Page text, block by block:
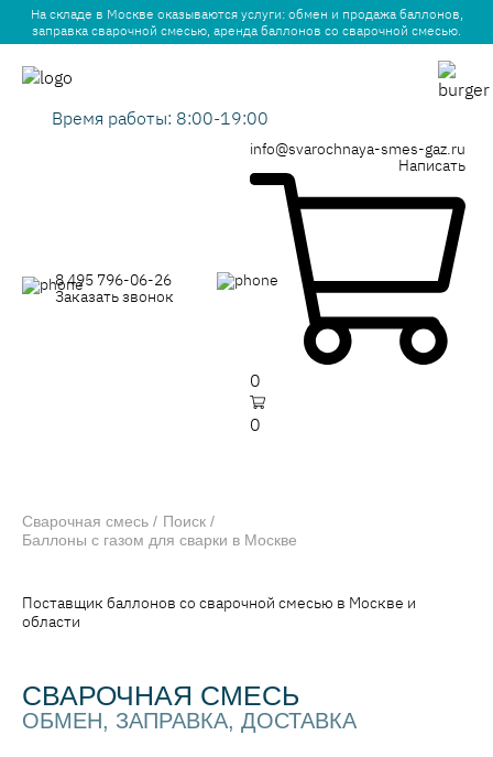
На складе в Москве оказываются услуги: обмен и продажа баллонов,
заправка сварочной смесью, аренда баллонов со сварочной смесью.
Время работы: 8:00-19:00
8 495 796-06-26
Заказать звонок
info@svarochnaya-smes-gaz.ru
Написать
0
0
Сварочная смесь
Поиск
Баллоны с газом для сварки в Москве
Поставщик баллонов со сварочной смесью в Москве и
области
СВАРОЧНАЯ СМЕСЬ
ОБМЕН, ЗАПРАВКА, ДОСТАВКА